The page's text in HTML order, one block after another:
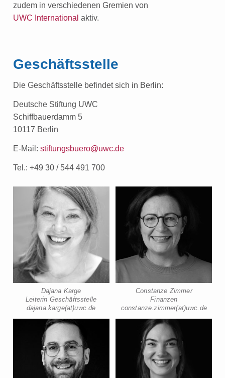
zudem in verschiedenen Gremien von
UWC International aktiv.
Geschäftsstelle
Die Geschäftsstelle befindet sich in Berlin:
Deutsche Stiftung UWC
Schiffbauerdamm 5
10117 Berlin
E-Mail: stiftungsbuero@uwc.de
Tel.: +49 30 / 544 491 700
Dajana Karge
Leiterin Geschäftsstelle
dajana.karge(at)uwc.de
Constanze Zimmer
Finanzen
constanze.zimmer(at)uwc.de